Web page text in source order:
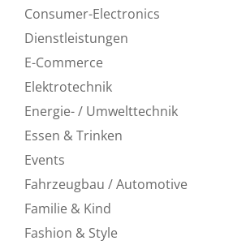
Consumer-Electronics
Dienstleistungen
E-Commerce
Elektrotechnik
Energie- / Umwelttechnik
Essen & Trinken
Events
Fahrzeugbau / Automotive
Familie & Kind
Fashion & Style